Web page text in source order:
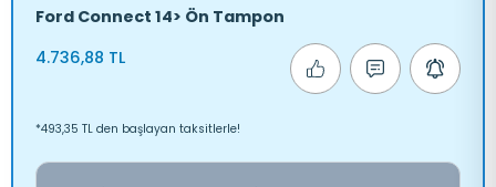
Ford Connect 14> Ön Tampon
4.736,88 TL
*493,35 TL den başlayan taksitlerle!